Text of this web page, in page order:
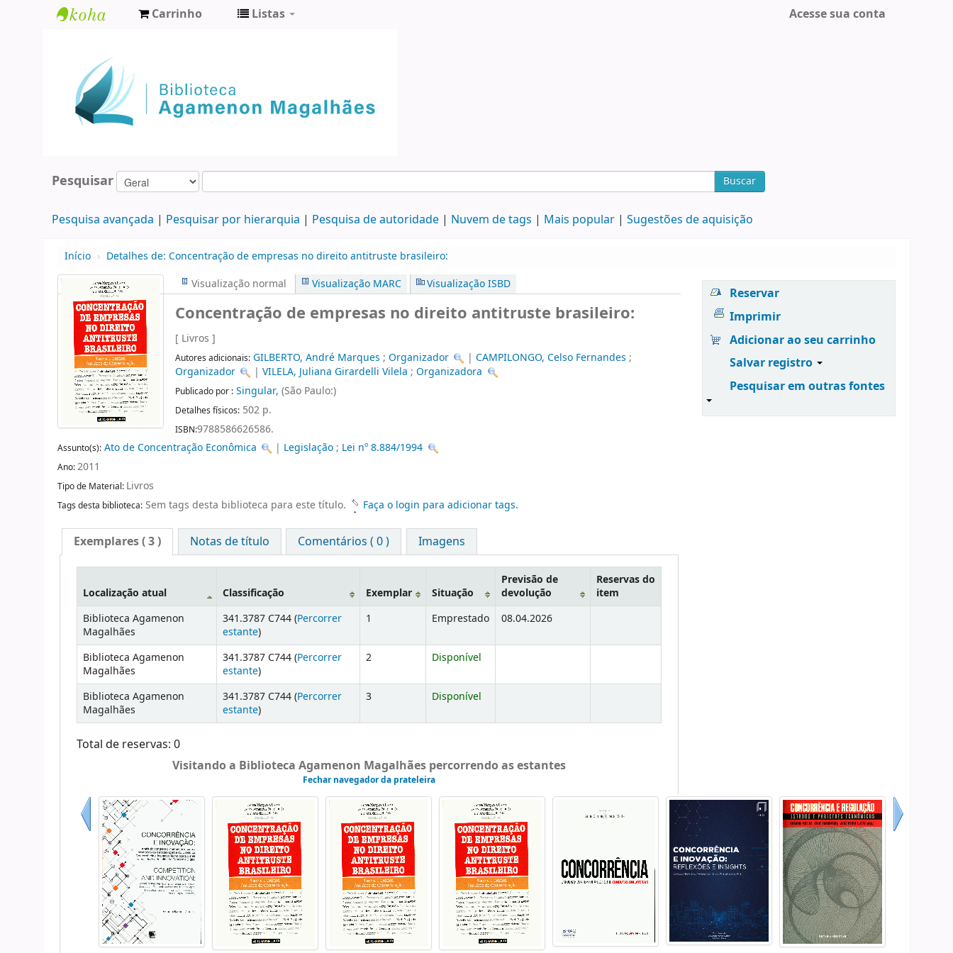
Agamenon
Magalhães
Carrinho Listas Acesse sua conta
Pesquisar Buscar
Pesquisa avançada Pesquisar por hierarquia Pesquisa de autoridade Nuvem de tags Mais popular Sugestões de aquisição
Início › Detalhes de: Concentração de empresas no direito antitruste brasileiro:
Visualização normal
Visualização MARC Visualização ISBD
Concentração de empresas no direito antitruste brasileiro:
[ Livros ]
Autores adicionais: GILBERTO, André Marques ; Organizador |CAMPILONGO, Celso Fernandes ;
Organizador
|VILELA, Juliana Girardelli Vilela ;Organizadora
Publicado por : Singular, (São Paulo:)
Detalhes físicos: 502 p.
ISBN:9788586626586.
Assunto(s): Ato de Concentração Econômica | Legislação; Lei nº 8.884/1994
Ano:2011
Tipo de Material: Livros
Tags desta biblioteca: Sem tags desta biblioteca para este título. Faça o login para adicionar tags.
Exemplares( 3 ) Notas de título Comentários ( 0 ) Imagens
Localização atual Classificação Exemplar Situação
Previsão de
devolução
Reservas do
item
Biblioteca Agamenon
Magalhães
341.3787 C744 (Percorrer
estante)
1 Emprestado 08.04.2026
Biblioteca Agamenon
Magalhães
341.3787 C744 (Percorrer
estante)
2 Disponível
Biblioteca Agamenon
Magalhães
341.3787 C744 (Percorrer
estante)
3 Disponível
Total de reservas: 0
Visitando a Biblioteca Agamenon Magalhães percorrendo as estantes
Fechar navegador da prateleira
Anterior
Reservar
Imprimir
Adicionar ao seu carrinho
Salvar registro
Pesquisar em outras fontes